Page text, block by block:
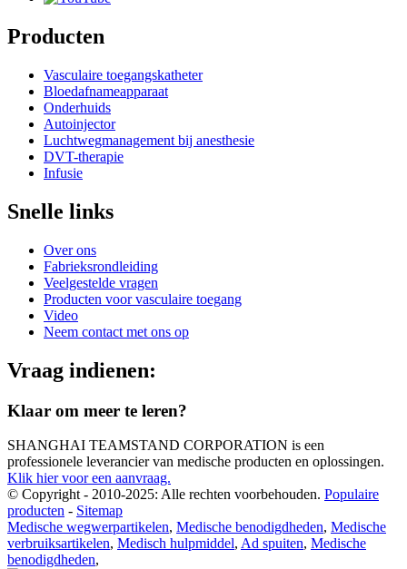
Producten
Vasculaire toegangskatheter
Bloedafnameapparaat
Onderhuids
Autoinjector
Luchtwegmanagement bij anesthesie
DVT-therapie
Infusie
Snelle links
Over ons
Fabrieksrondleiding
Veelgestelde vragen
Producten voor vasculaire toegang
Video
Neem contact met ons op
Vraag indienen:
Klaar om meer te leren?
SHANGHAI TEAMSTAND CORPORATION is een
professionele leverancier van medische producten en oplossingen.
Klik hier voor een aanvraag.
© Copyright - 2010-2025: Alle rechten voorbehouden. Populaire
producten - Sitemap
Medische wegwerpartikelen, Medische benodigdheden, Medische
verbruiksartikelen, Medisch hulpmiddel, Ad spuiten, Medische
benodigdheden,